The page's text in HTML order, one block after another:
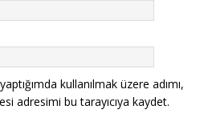
kullanılmak üzere adımı,
adresimi bu tarayıcıya kaydet.